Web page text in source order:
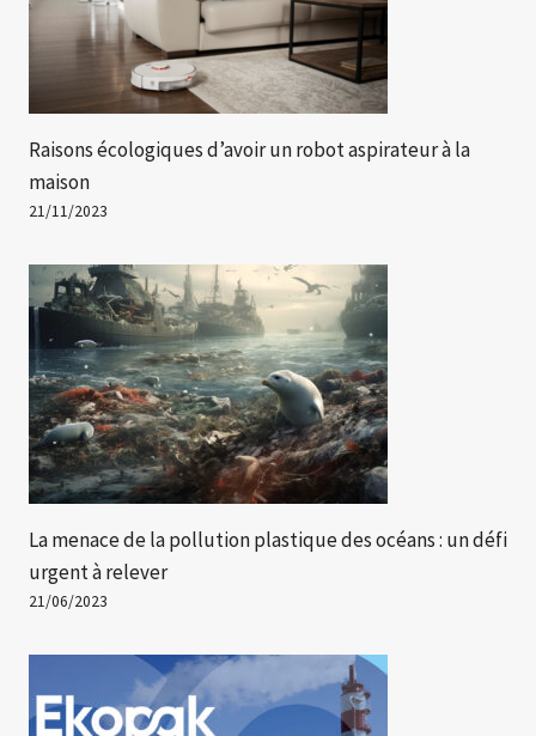
Raisons écologiques d’avoir un robot aspirateur à la
maison
21/11/2023
La menace de la pollution plastique des océans : un défi
urgent à relever
21/06/2023